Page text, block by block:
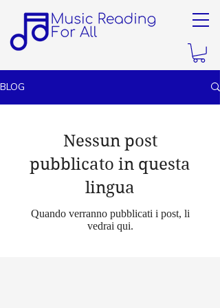
BLOG
Nessun post
pubblicato in questa
lingua
Quando verranno pubblicati i post, li
vedrai qui.